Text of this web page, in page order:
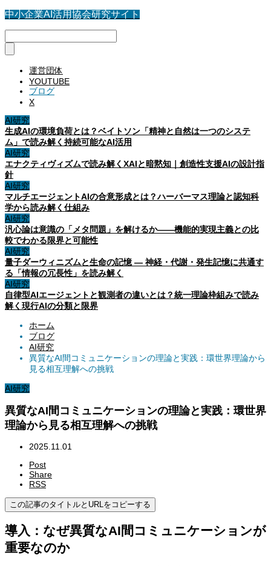
中小企業AI活用協会研究サイト
運営団体
YOUTUBE
ブログ
X
AI研究
生成AIの環境負荷とは？ベイトソン「精神と自然は一つのシステ
ム」で読み解く持続可能なAI活用
AI研究
エナクティヴィズムで読み解くXAIと暗黙知｜創造性支援AIの設計指
針
AI研究
マルチエージェントAIの合意形成とは？ハーバーマス理論と認知科
学から読み解く仕組み
AI研究
汎心論は意識の「メタ問題」を解けるか——機能的実現主義との比
較でわかる限界と可能性
AI研究
量子ダーウィニズムと生命の記憶 ― 神経・代謝・発生記憶に共通す
る「情報の冗長性」を読み解く
AI研究
自律型AIエージェントと観測者の違いとは？統一理論枠組みで読み
解く現行AIの分類と限界
ホーム
ブログ
AI研究
異質なAI間コミュニケーションの理論と実践：環世界理論から
見る相互理解への挑戦
AI研究
異質なAI間コミュニケーションの理論と実践：環世界
理論から見る相互理解への挑戦
2025.11.01
Post
Share
RSS
この記事のタイトルとURLをコピーする
導入：なぜ異質なAI間コミュニケーションが
重要なのか